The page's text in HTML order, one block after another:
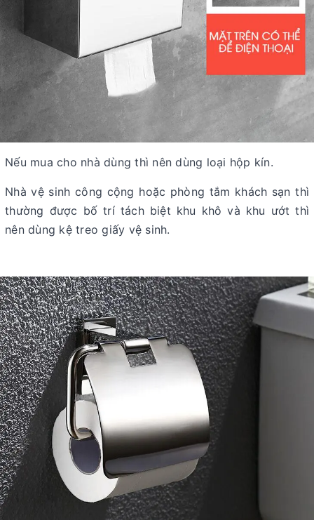
Nếu mua cho nhà dùng thì nên dùng loại hộp kín.
Nhà vệ sinh công cộng hoặc phòng tắm khách sạn thì
thường được bố trí tách biệt khu khô và khu ướt thì
nên dùng kệ treo giấy vệ sinh.